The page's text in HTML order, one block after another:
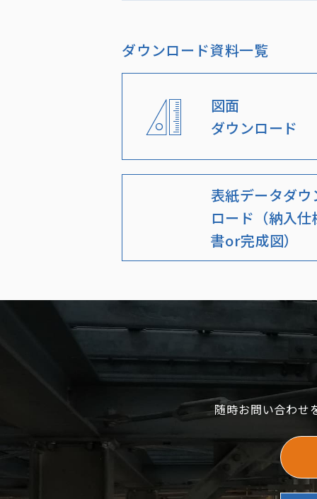
ダウンロード資料一覧
図面
ダウンロード
表紙データダウ
ロード（納入仕
書or完成図）
随時お問い合わせ